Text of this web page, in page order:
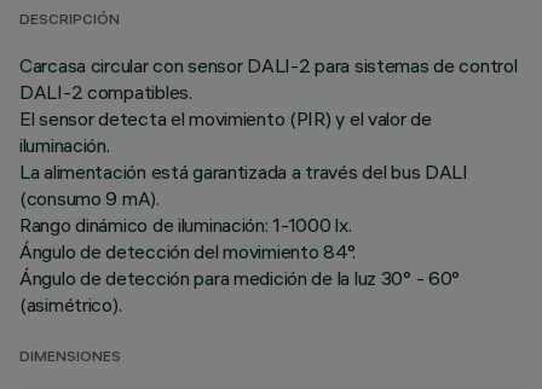
DESCRIPCIÓN
Carcasa circular con sensor DALI-2 para sistemas de control
DALI-2 compatibles.
El sensor detecta el movimiento (PIR) y el valor de
iluminación.
La alimentación está garantizada a través del bus DALI
(consumo 9 mA).
Rango dinámico de iluminación: 1-1000 lx.
Ángulo de detección del movimiento 84°.
Ángulo de detección para medición de la luz 30° - 60°
(asimétrico).
DIMENSIONES